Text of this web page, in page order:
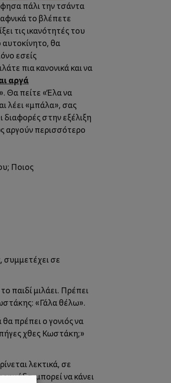
πάλι την τσάντα
το βλέπετε
τις ικανότητές του
αυτοκίνητο, θα
εσείς
πια κανονικά και να
αργά
Θα πείτε «Έλα να
λέει «μπάλα», σας
στην εξέλιξη
αργούν περισσότερο
Ποιος
συμμετέχει σε
παιδί μιλάει. Πρέπει
«Γάλα θέλω».
πρέπει ο γονιός να
χθες Κωστάκη;»
λεκτικά, σε
μπορεί να κάνει